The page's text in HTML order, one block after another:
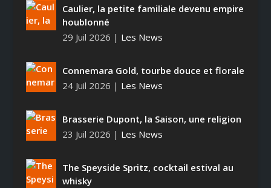
Caulier, la petite familiale devenu empire
houblonné
29 Juil 2026 | Les News
Connemara Gold, tourbe douce et florale
24 Juil 2026 | Les News
Brasserie Dupont, la Saison, une religion
23 Juil 2026 | Les News
The Speyside Spritz, cocktail estival au
whisky